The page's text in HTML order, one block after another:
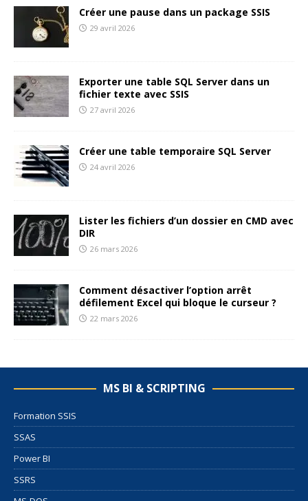
Créer une pause dans un package SSIS
29 avril 2026
Exporter une table SQL Server dans un
fichier texte avec SSIS
27 avril 2026
Créer une table temporaire SQL Server
24 avril 2026
Lister les fichiers d’un dossier en CMD avec
DIR
26 mars 2026
Comment désactiver l’option arrêt
défilement Excel qui bloque le curseur ?
22 mars 2026
MS BI & SCRIPTING
Formation SSIS
SSAS
Power BI
SSRS